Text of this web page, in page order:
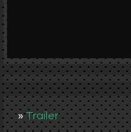
Video suchen
»Trailer